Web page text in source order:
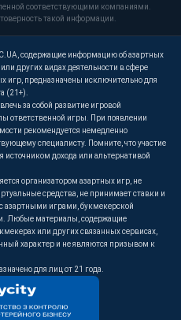
соответствующими компаниями.
такой информации.
содержащие информацию об азартных
других видах деятельности в сфере
игр, предназначены исключительно для
(21+).
за собой развитие игровой
ответственной игры. При появлении
рекомендуется немедленно
специалисту. Помните, что участие
источником дохода или альтернативой
организатором азартных игр, не
средства, не принимает ставки и
азартными играми, букмекерской
Любые материалы, содержащие
или других связанных сервисах,
характер и не являются призывом к
для лиц от 21 года.